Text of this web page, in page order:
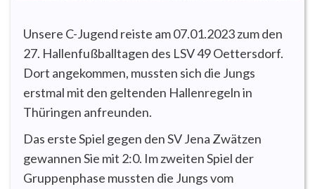
Unsere C-Jugend reiste am 07.01.2023 zum den
27. Hallenfußballtagen des LSV 49 Oettersdorf.
Dort angekommen, mussten sich die Jungs
erstmal mit den geltenden Hallenregeln in
Thüringen anfreunden.
Das erste Spiel gegen den SV Jena Zwätzen
gewannen Sie mit 2:0. Im zweiten Spiel der
Gruppenphase mussten die Jungs vom